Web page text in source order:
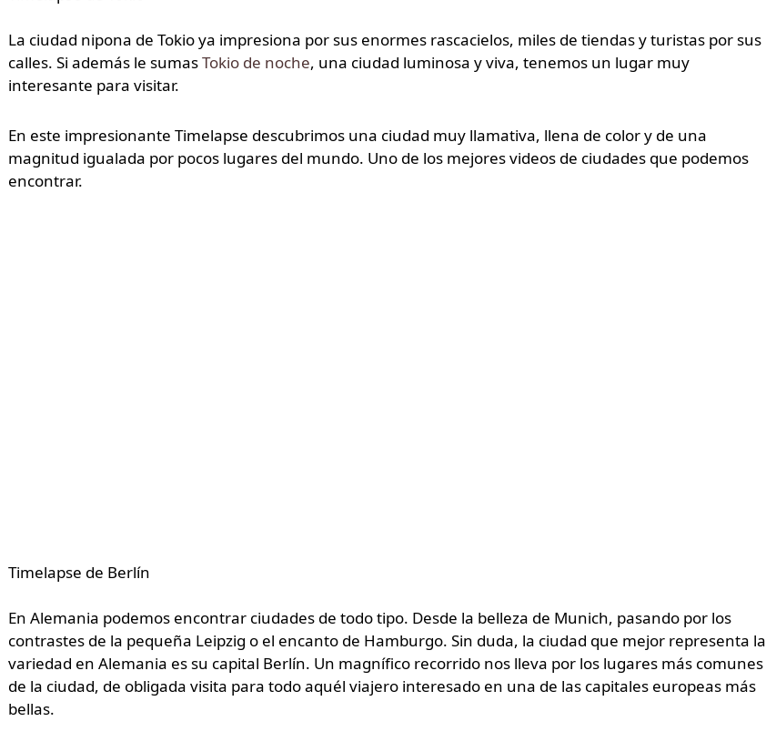
La ciudad nipona de Tokio ya impresiona por sus enormes rascacielos, miles de tiendas y turistas por sus
calles. Si además le sumasTokio de noche, una ciudad luminosa y viva, tenemos un lugar muy
interesante para visitar.
En este impresionante Timelapse descubrimos una ciudad muy llamativa, llena de color y de una
magnitud igualada por pocos lugares del mundo. Uno de los mejores videos de ciudades que podemos
encontrar.
Timelapse de Berlín
En Alemania podemos encontrar ciudades de todo tipo. Desde la belleza de Munich, pasando por los
contrastes de la pequeña Leipzig o el encanto de Hamburgo. Sin duda, la ciudad que mejor representa la
variedad en Alemania es su capital Berlín. Un magnífico recorrido nos lleva por los lugares más comunes
de la ciudad, de obligada visita para todo aquél viajero interesado en una de las capitales europeas más
bellas.